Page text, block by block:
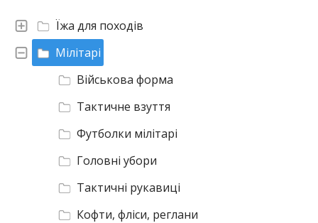
Мілітарі
Військова форма
Тактичне взуття
Футболки мілітарі
Головні убори
Тактичні рукавиці
Кофти, фліси, реглани
Їжа для походів